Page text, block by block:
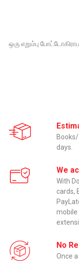
ஒரு எறும்பு
days.
We
With
cards,
mobile
No
Once